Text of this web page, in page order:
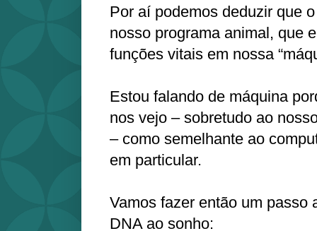
Por aí podemos deduzir que
nosso programa animal, que
funções vitais em nossa
Estou falando de máquina
nos vejo – sobretudo ao
– como semelhante ao
em particular.
Vamos fazer então um passo
DNA ao sonho: